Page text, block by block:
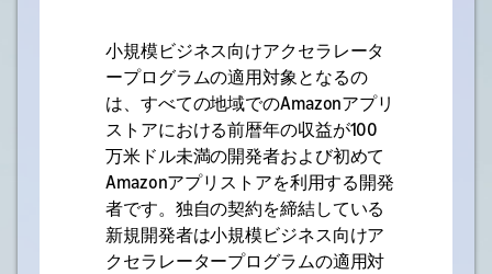
小規模ビジネス向けアクセラレータ
ープログラムの適用対象となるの
は、すべての地域でのAmazonアプリ
ストアにおける前暦年の収益が100
万米ドル未満の開発者および初めて
Amazonアプリストアを利用する開発
者です。独自の契約を締結している
新規開発者は小規模ビジネス向けア
クセラレータープログラムの適用対